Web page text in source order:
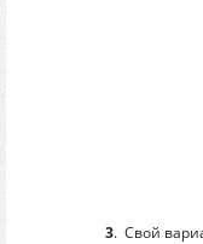
3. Свой